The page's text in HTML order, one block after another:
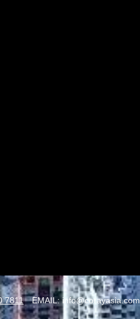
7811 EMAIL:info@corayasia.com